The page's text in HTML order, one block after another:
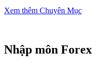
Xem thêm Chuyên Mục
Nhập môn Forex